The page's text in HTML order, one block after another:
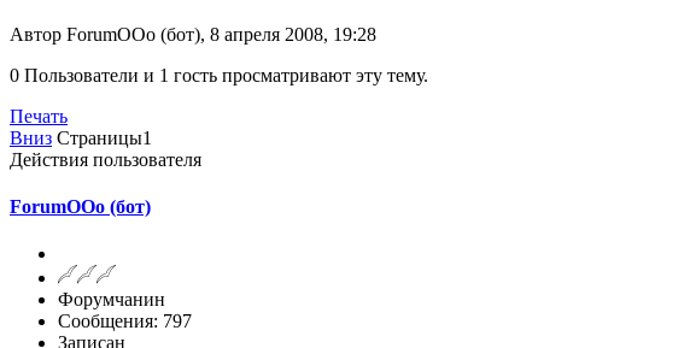
Автор ForumOOo (бот), 8 апреля 2008, 19:28
0 Пользователи и 1 гость просматривают эту тему.
Печать
Вниз Страницы1
Действия пользователя
ForumOOo (бот)
Форумчанин
Сообщения: 797
Записан